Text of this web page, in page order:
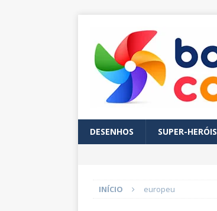
DESENHOS SUPER-HERÓIS
INÍCIO europeu